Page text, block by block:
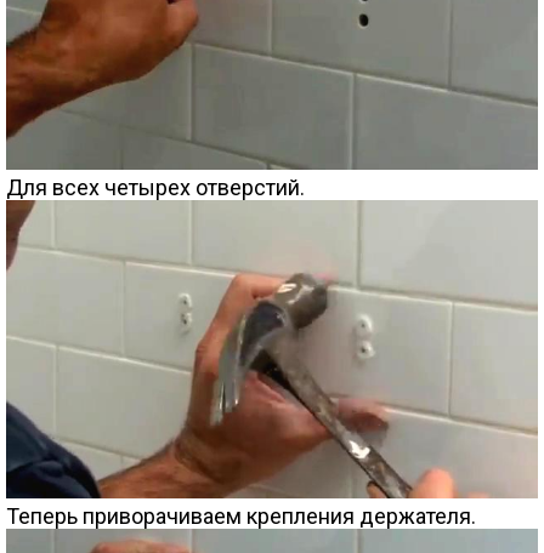
Для всех четырех отверстий.
Теперь приворачиваем крепления держателя.